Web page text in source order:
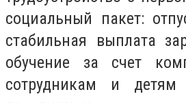
социальный пакет:
стабильная выплата
обучение за счет
сотрудникам и детям